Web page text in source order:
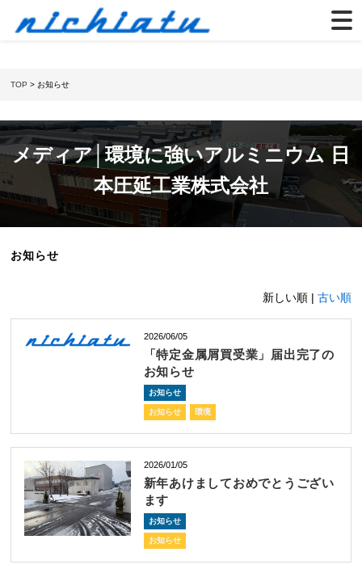
TOP > お知らせ
メディア│環境に強いアルミニウム 日
本圧延工業株式会社
お知らせ
新しい順 | 古い順
2026/06/05
「特定金属屑買受業」届出完了の
お知らせ
お知らせ
お知らせ 環境
2026/01/05
新年あけましておめでとうござい
ます
お知らせ
お知らせ